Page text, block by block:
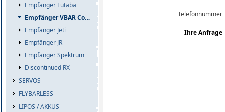
Empfänger Futaba
Empfänger VBAR Control
Empfänger Jeti
Empfänger JR
Empfänger Spektrum
Discontinued RX
SERVOS
FLYBARLESS
LIPOS / AKKUS
Telefonnummer
Ihre Anfrage